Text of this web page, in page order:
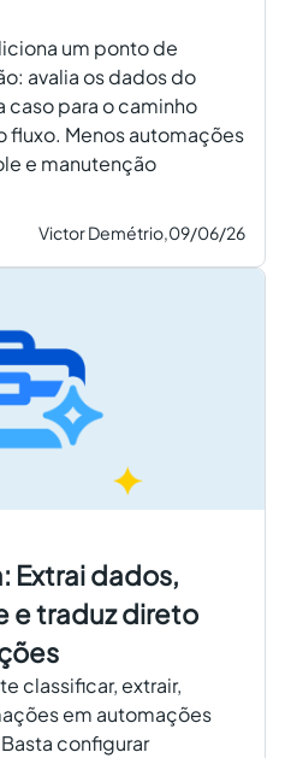
um ponto de
avalia os dados do
para o caminho
fluxo. Menos automações
e manutenção
Victor Demétrio,09/06/26
Extrai dados,
e traduz direto
classificar, extrair,
em automações
configurar